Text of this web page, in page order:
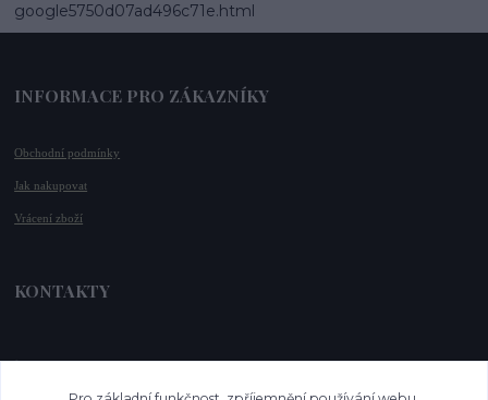
google5750d07ad496c71e.html
INFORMACE PRO ZÁKAZNÍKY
Obchodní podmínky
Jak nakupovat
Vrácení zboží
KONTAKTY